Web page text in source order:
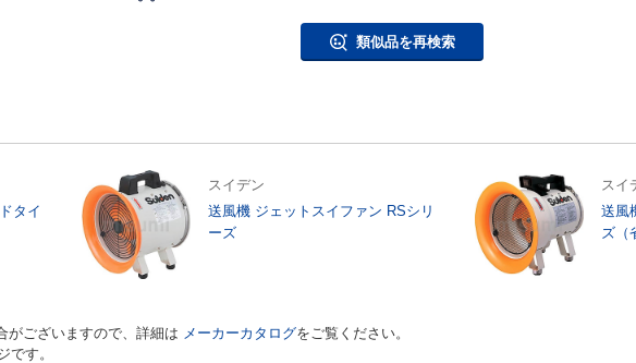
類似品を再検索
タイ
スイデン
送風機 ジェットスイファン RSシリ
ーズ
スイ
送風
ズ（
がございますので、詳細は メーカーカタログをご覧ください。
です。